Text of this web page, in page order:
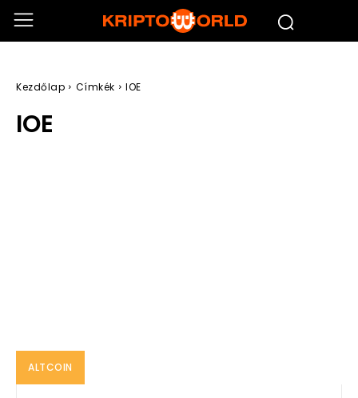
Kezdőlap Címkék IOE
IOE
ALTCOIN